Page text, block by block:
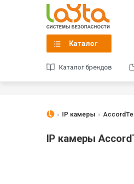
Каталог
Каталог брендов
IP камеры
IP камеры